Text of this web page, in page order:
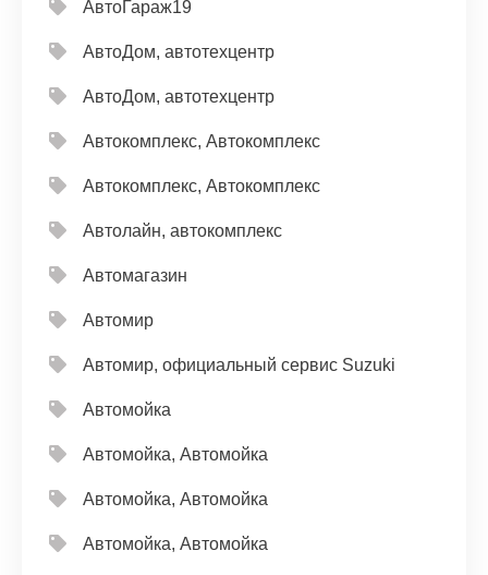
АвтоГараж19
АвтоДом, автотехцентр
АвтоДом, автотехцентр
Автокомплекс, Автокомплекс
Автокомплекс, Автокомплекс
Автолайн, автокомплекс
Автомагазин
Автомир
Автомир, официальный сервис Suzuki
Автомойка
Автомойка, Автомойка
Автомойка, Автомойка
Автомойка, Автомойка